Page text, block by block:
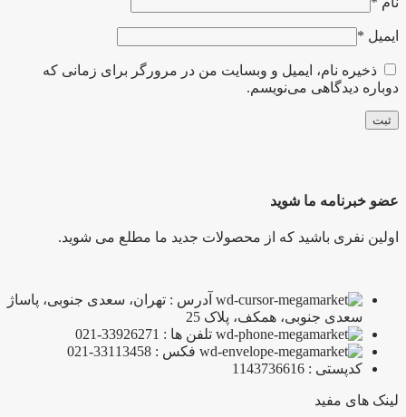
ایمیل *
ذخیره نام، ایمیل و وبسایت من در مرورگر برای زمانی که
دوباره دیدگاهی می‌نویسم.
عضو خبرنامه ما شوید
اولین نفری باشید که از محصولات جدید ما مطلع می شوید.
آدرس : تهران، سعدی جنوبی، پاساژ
سعدی جنوبی، همکف، پلاک 25
تلفن ها : 33926271-021
فکس : 33113458-021
کدپستی : 1143736616
لینک های مفید